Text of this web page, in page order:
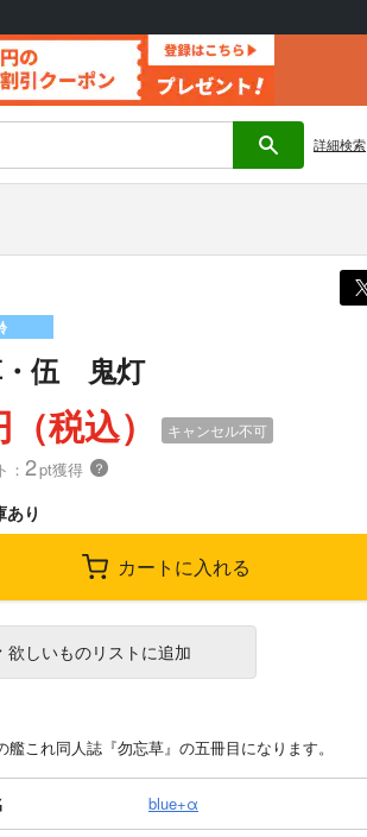
詳細検索
・伍 鬼灯
税込） キャンセル不可
： 2pt獲得 ？
あり
カートに入れる
欲しいものリストに追加
艦これ同人誌『勿忘草』の五冊目になります。
blue+α